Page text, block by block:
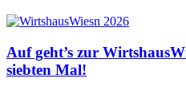
Auf geht’s zur
siebten Mal!